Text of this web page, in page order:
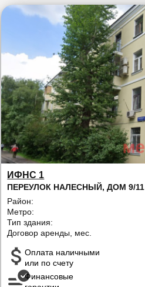
ИФНС 1
ПЕРЕУЛОК НАЛЕСНЫЙ, ДОМ 9/11
Район:
Метро:
Тип здания:
Договор аренды, мес.
Оплата наличными
или по счету
Финансовые